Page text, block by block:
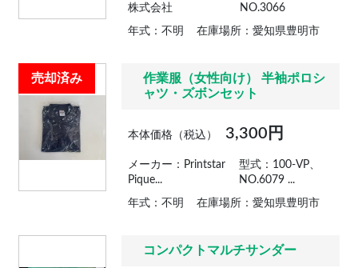
株式会社
NO.3066
年式：不明 在庫場所：愛知県豊明市
売却済み
作業服（女性向け） 半袖ポロシ
ャツ・ズボンセット
本体価格（税込） 3,300円
メーカー：Printstar
Pique...
型式：100-VP、
NO.6079 ...
年式：不明 在庫場所：愛知県豊明市
コンパクトマルチサンダー